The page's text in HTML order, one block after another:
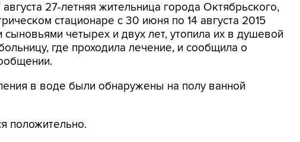
27-летняя жительница города Октябрьского,
стационаре с 30 июня по 14 августа 2015
сыновьями четырех и двух лет, утопила их в душевой
где проходила лечение, и сообщила о
в воде были обнаружены на полу ванной
положительно.